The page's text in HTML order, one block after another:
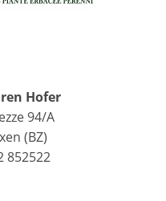
Hofer
94/A
(BZ)
852522